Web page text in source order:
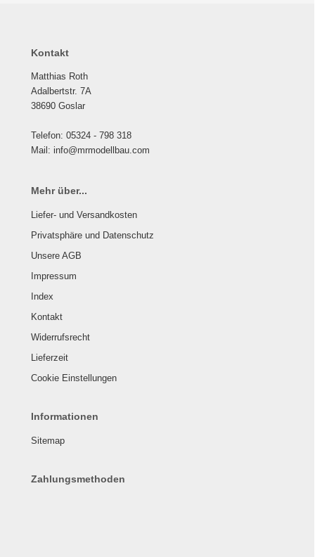
Kontakt
Matthias Roth
Adalbertstr. 7A
38690 Goslar
Telefon: 05324 - 798 318
Mail: info@mrmodellbau.com
Mehr über...
Liefer- und Versandkosten
Privatsphäre und Datenschutz
Unsere AGB
Impressum
Index
Kontakt
Widerrufsrecht
Lieferzeit
Cookie Einstellungen
Informationen
Sitemap
Zahlungsmethoden